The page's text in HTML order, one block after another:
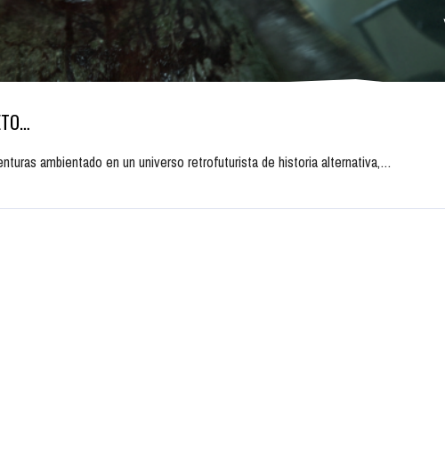
ambientado en un universo retrofuturista de historia alternativa,…